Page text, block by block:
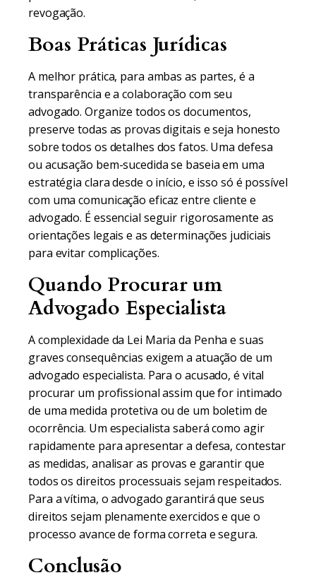
revogação.
Boas Práticas Jurídicas
A melhor prática, para ambas as partes, é a
transparência e a colaboração com seu
advogado. Organize todos os documentos,
preserve todas as provas digitais e seja honesto
sobre todos os detalhes dos fatos. Uma defesa
ou acusação bem-sucedida se baseia em uma
estratégia clara desde o início, e isso só é possível
com uma comunicação eficaz entre cliente e
advogado. É essencial seguir rigorosamente as
orientações legais e as determinações judiciais
para evitar complicações.
Quando Procurar um
Advogado Especialista
A complexidade da Lei Maria da Penha e suas
graves consequências exigem a atuação de um
advogado especialista. Para o acusado, é vital
procurar um profissional assim que for intimado
de uma medida protetiva ou de um boletim de
ocorrência. Um especialista saberá como agir
rapidamente para apresentar a defesa, contestar
as medidas, analisar as provas e garantir que
todos os direitos processuais sejam respeitados.
Para a vítima, o advogado garantirá que seus
direitos sejam plenamente exercidos e que o
processo avance de forma correta e segura.
Conclusão